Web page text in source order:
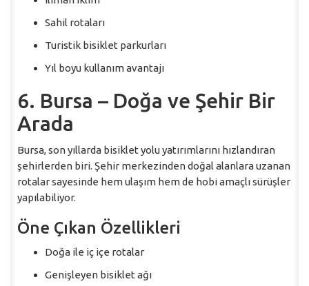
Sahil rotaları
Turistik bisiklet parkurları
Yıl boyu kullanım avantajı
6. Bursa – Doğa ve Şehir Bir
Arada
Bursa, son yıllarda bisiklet yolu yatırımlarını hızlandıran
şehirlerden biri. Şehir merkezinden doğal alanlara uzanan
rotalar sayesinde hem ulaşım hem de hobi amaçlı sürüşler
yapılabiliyor.
Öne Çıkan Özellikleri
Doğa ile iç içe rotalar
Genişleyen bisiklet ağı